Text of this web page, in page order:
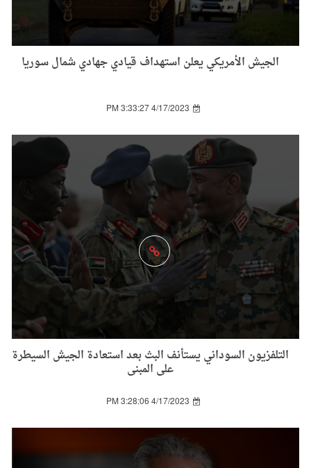
الجيش الأمريكي يعلن استهداف قيادي جهادي شمال سوريا
4/17/2023 3:33:27 PM
التلفزيون السوداني يستأنف البث بعد استعادة الجيش السيطرة
على المبنى
4/17/2023 3:28:06 PM